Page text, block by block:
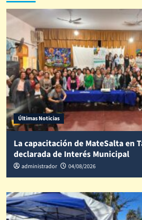
Últimas Noticias
La capacitación de MateSalta en
declarada de Interés Municipal
administrador 04/08/2026